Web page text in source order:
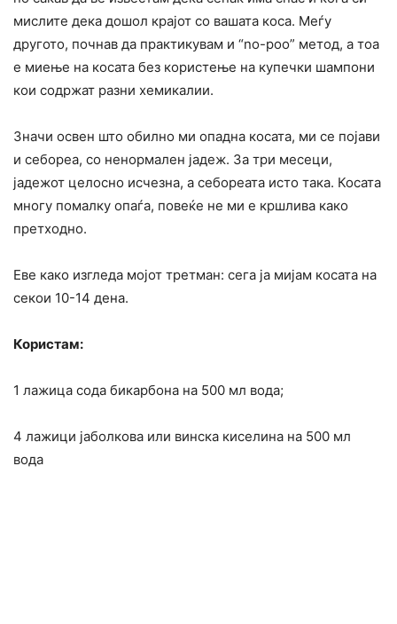
мислите дека дошол крајот со вашата коса. Меѓу
другото, почнав да практикувам и “no-poo” метод, а тоа
е миење на косата без користење на купечки шампони
кои содржат разни хемикалии.
Значи освен што обилно ми опадна косата, ми се појави
и себореа, со ненормален јадеж. За три месеци,
јадежот целосно исчезна, а себореата исто така. Косата
многу помалку опаѓа, повеќе не ми е кршлива како
претходно.
Еве како изгледа мојот третман: сега ја мијам косата на
секои 10-14 дена.
Користам:
1 лажица сода бикарбона на 500 мл вода;
4 лажици јаболкова или винска киселина на 500 мл
вода